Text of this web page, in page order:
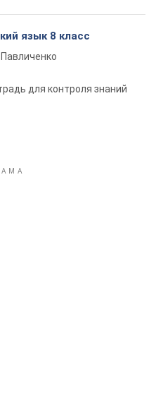
язык 8 класс
для контроля знаний